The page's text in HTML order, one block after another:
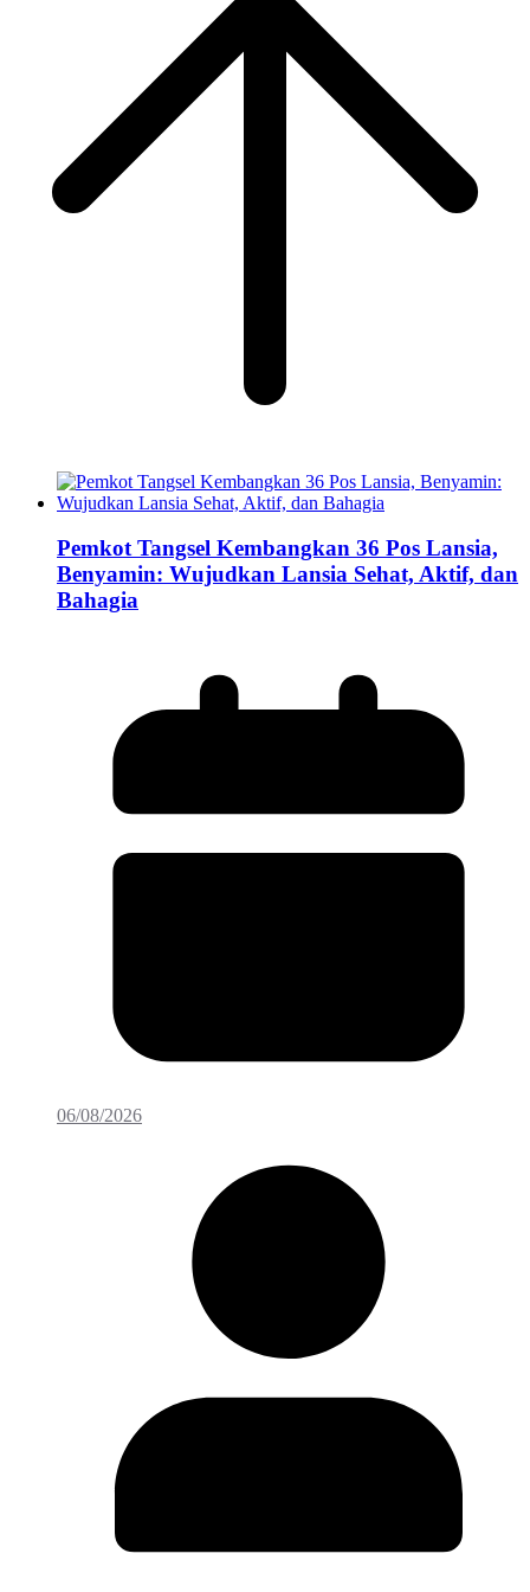
Pemkot Tangsel Kembangkan 36 Pos Lansia,
Benyamin: Wujudkan Lansia Sehat, Aktif, dan
Bahagia
06/08/2026